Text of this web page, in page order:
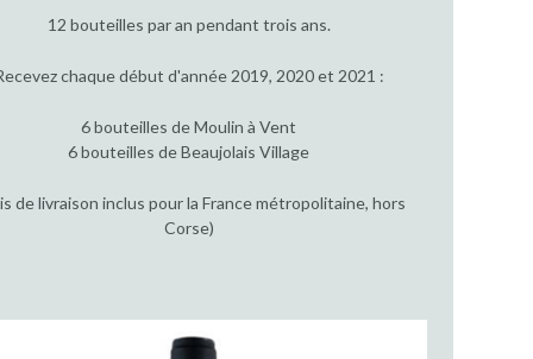
12 bouteilles par an pendant trois ans.
chaque début d'année 2019, 2020 et 2021 :
6 bouteilles de Moulin à Vent
6 bouteilles de Beaujolais Village
de livraison inclus pour la France métropolitaine, hors
Corse)